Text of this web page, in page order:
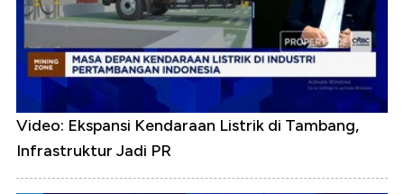
Video: Ekspansi Kendaraan Listrik di Tambang,
Infrastruktur Jadi PR